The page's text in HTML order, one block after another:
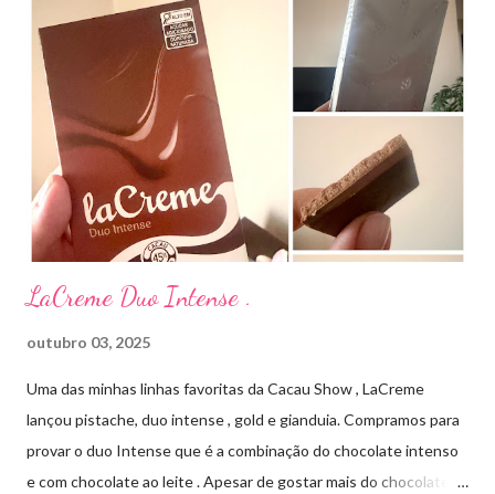
produto: ILOSONE TÓPICO SOLUÇÃO (eritromicina) é um
antibiótico de amplo espectro produzido por uma cepa de
Streptomyces erythraeus. É básico e forma rapidamente sais
com os ácidos. Forma farmacêutica e Apresentação ILOSONE
TÓPICO SOLUÇÃO é apresentado sob a forma líquida em
frascos de 120 ml. USO PEDIÁTRICO E ADULTO. Composição
Cada ml contém: Eritromicina base 20 mg Excipientes q.s....
LaCreme Duo Intense .
outubro 03, 2025
Uma das minhas linhas favoritas da Cacau Show , LaCreme
lançou pistache, duo intense , gold e gianduia. Compramos para
provar o duo Intense que é a combinação do chocolate intenso
e com chocolate ao leite . Apesar de gostar mais do chocolate